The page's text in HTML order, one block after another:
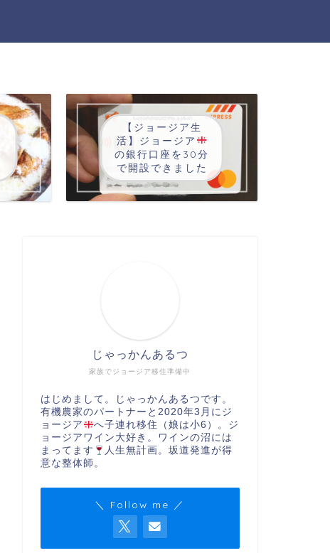
【ジョージア生
活】ジョージア
の銀行口座を30分
で開設できました
家族でジョージア移住準備中
じゃっかんあるつ
はじめまして。じゃっかんあるつです。
有機農家のパートナーと2020年3月にジ
ョージア
へ子連れ移住（娘は小6）。ジ
ョージアワイン大好き。ワインの沼には
まってます
人生無計画。坂道発進が得
意な整体師。
＼ Follow me ／